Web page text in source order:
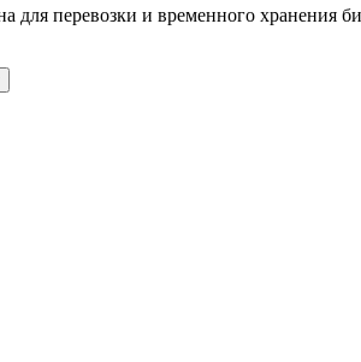
для перевозки и временного хранения